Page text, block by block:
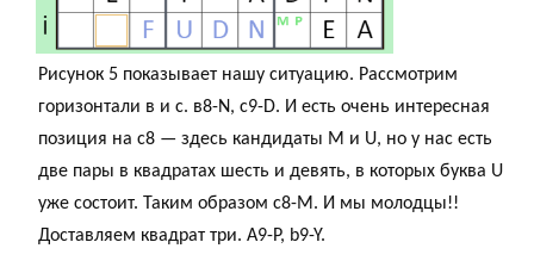
Рисунок 5 показывает нашу ситуацию. Рассмотрим
горизонтали в и с. в8-N, c9-D. И есть очень интересная
позиция на с8 — здесь кандидаты M и U, но у нас есть
две пары в квадратах шесть и девять, в которых буква U
уже состоит. Таким образом c8-M. И мы молодцы!!
Доставляем квадрат три. А9-Р, b9-Y.